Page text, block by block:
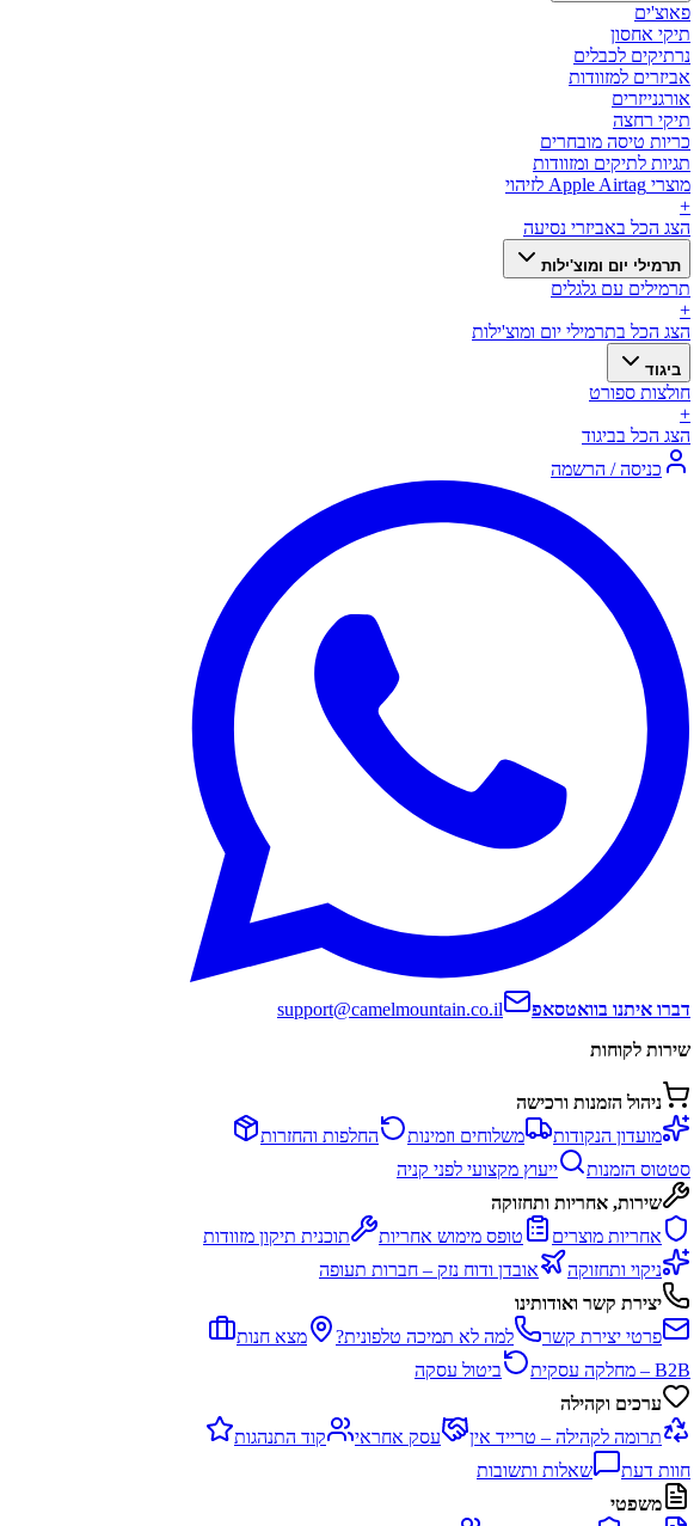
פאוצ'ים
תיקי אחסון
נרתיקים לכבלים
אביזרים למזוודות
אורגנייזרים
תיקי רחצה
כריות טיסה מובחרים
תגיות לתיקים ומזוודות
מוצרי Apple Airtag לזיהוי
+
הצג הכל באביזרי נסיעה
תרמילי יום ומוצ'ילות
תרמילים עם גלגלים
+
הצג הכל בתרמילי יום ומוצ'ילות
ביגוד
חולצות ספורט
+
הצג הכל בביגוד
כניסה / הרשמה
דברו איתנו בוואטסאפ
support@camelmountain.co.il
שירות לקוחות
ניהול הזמנות ורכישה
מועדון הנקודות
משלוחים וזמינות
החלפות והחזרות
סטטוס הזמנות
ייעוץ מקצועי לפני קניה
שירות, אחריות ותחזוקה
אחריות מוצרים
טופס מימוש אחריות
תוכנית תיקון מזוודות
ניקוי ותחזוקה
אובדן ודוח נזק – חברות תעופה
יצירת קשר ואודותינו
פרטי יצירת קשר
למה לא תמיכה טלפונית?
מצא חנות
B2B – מחלקה עסקית
ביטול עסקה
ערכים וקהילה
תרומה לקהילה – טרייד אין
עסק אחראי
קוד התנהגות
חוות דעת
שאלות ותשובות
משפטי